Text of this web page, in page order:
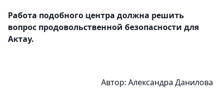
Работа подобного центра должна решить
вопрос продовольственной безопасности для
Актау.
Автор: Александра Данилова